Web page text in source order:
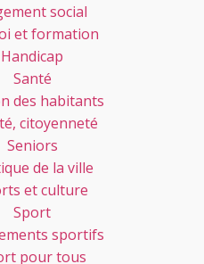
social
et formation
Handicap
Santé
des habitants
citoyenneté
Seniors
de la ville
et culture
Sport
sportifs
pour tous